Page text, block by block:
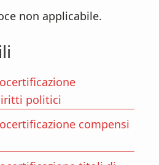
non applicabile.
politici
compensi